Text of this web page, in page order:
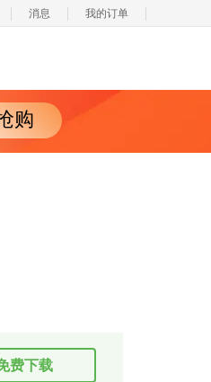
消息 我的订单
购
费下载